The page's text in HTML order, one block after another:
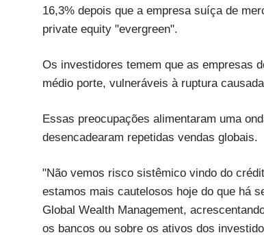
16,3% depois que a empresa suíça de
private equity "evergreen".
Os investidores temem que as empresas
médio porte, vulneráveis à ruptura
Essas preocupações alimentaram uma
desencadearam repetidas vendas globais.
"Não vemos risco sistêmico vindo do
estamos mais cautelosos hoje do que há
Global Wealth Management,
os bancos ou sobre os ativos dos